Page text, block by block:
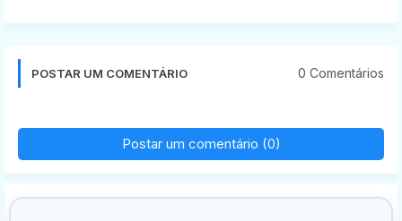
POSTAR UM COMENTÁRIO 0 Comentários
Postar um comentário (0)